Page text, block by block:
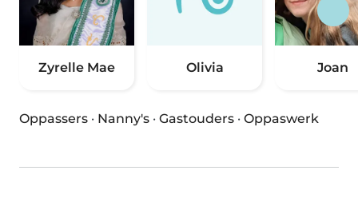
Zyrelle Mae Olivia Joan
Oppassers · Nanny's · Gastouders · Oppaswerk